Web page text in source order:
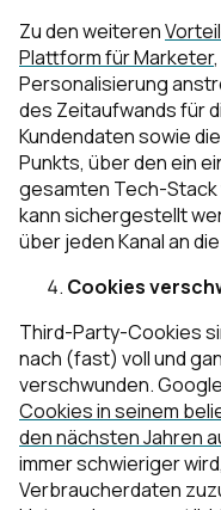
Zu den weiteren
Plattform für Marketer
Personalisierung
des Zeitaufwands für
Kundendaten sowie
Punkts, über den ein
gesamten Tech-
kann sichergestellt
über jeden Kanal an
Cookies
Third-Party-Cookies
nach (fast) voll und
verschwunden.
Cookies in seinem
den nächsten Jahren
immer schwieriger
Verbraucherdaten